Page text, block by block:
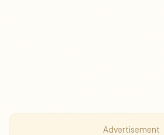
Advertisement